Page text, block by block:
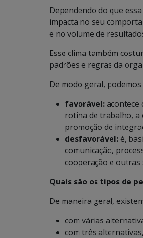
Dependendo do que
impacta no seu
e no volume de
Esse clima também
padrões e regras da
De modo geral,
favorável:acontece
rotina de trabalho, a
promoção de
desfavorável:é,
comunicação,
cooperação e
Quais são os tipos de
De maneira geral,
com várias
com três